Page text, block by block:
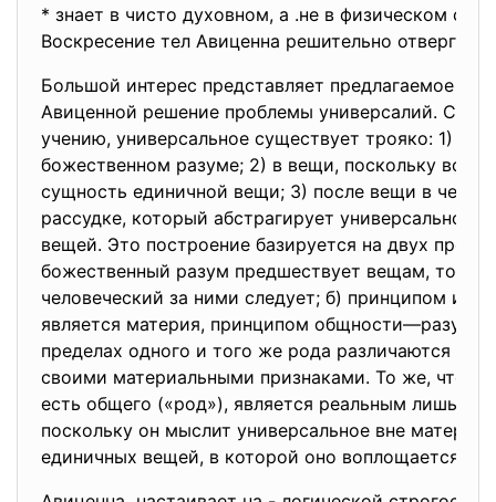
* знает в чисто духовном, а .не в физическом
Воскресение тел Авиценна решительно отвергает.
Большой интерес представляет предлагаемое
Авиценной решение проблемы универсалий.
учению, универсальное существует трояко: 1) до
божественном разуме; 2) в вещи, поскольку
сущность единичной вещи; 3) после вещи в
рассудке, который абстрагирует универсальное
вещей. Это построение базируется на двух
божественный разум предшествует вещам, тогда
человеческий за ними следует; б) принципом
является материя, принципом общности—разум.
пределах одного и того же рода различаются
своими материальными признаками. То же, что в
есть общего («род»), является реальным лишь
поскольку он мыслит универсальное вне
единичных вещей, в которой оно воплощается.